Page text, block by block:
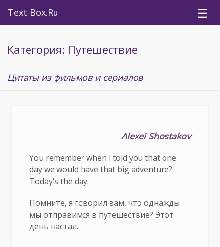
Text-Box.Ru ☰
Категория: Путешествие
Цитаты из фильмов и сериалов
Alexei Shostakov
You remember when I told you that one
day we would have that big adventure?
Today's the day.
Помните, я говорил вам, что однажды
мы отправимся в путешествие? Этот
день настал.